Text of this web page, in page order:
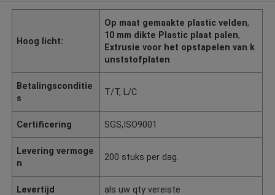
Hoog licht:
Op maat gemaakte plastic velden,
10 mm dikte Plastic plaat palen,
Extrusie voor het opstapelen van k
unststofplaten
Betalingsconditie
s
T/T, L/C
Certificering SGS,ISO9001
Levering vermoge
n
200 stuks per dag.
Levertijd als uw qty vereiste